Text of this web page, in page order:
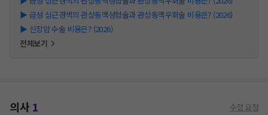
▶ 급성 심근경색의 관상동맥성형술과 관상동맥우회술 비용은? (2026)
▶ 신장암 수술 비용은? (2026)
전체보기
의사1 수정 요청